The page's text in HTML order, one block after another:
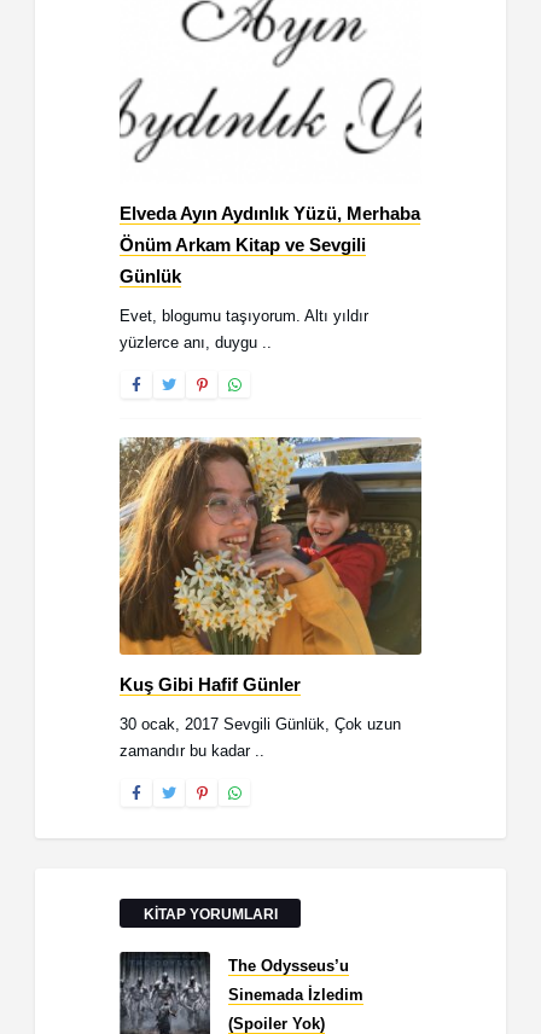
Elveda Ayın Aydınlık Yüzü, Merhaba
Önüm Arkam Kitap ve Sevgili
Günlük
Evet, blogumu taşıyorum. Altı yıldır
yüzlerce anı, duygu ..
Kuş Gibi Hafif Günler
30 ocak, 2017 Sevgili Günlük, Çok uzun
zamandır bu kadar ..
KITAP YORUMLARI
The Odysseus’u
Sinemada İzledim
(Spoiler Yok)